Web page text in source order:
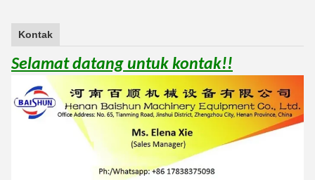
Kontak
Selamat datang untuk kontak!!